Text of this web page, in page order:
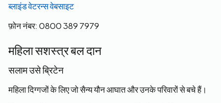
ब्लाइंड वेटरन्स वेबसाइट
फ़ोन नंबर: 0800 389 7979
महिला सशस्त्र बल दान
सलाम उसे ब्रिटेन
महिला दिग्गजों के लिए जो सैन्य यौन आघात और उनके परिवारों से बचे हैं।